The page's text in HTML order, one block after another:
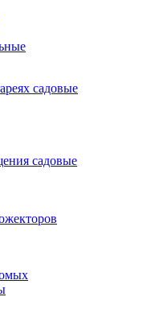
садовые
садовые